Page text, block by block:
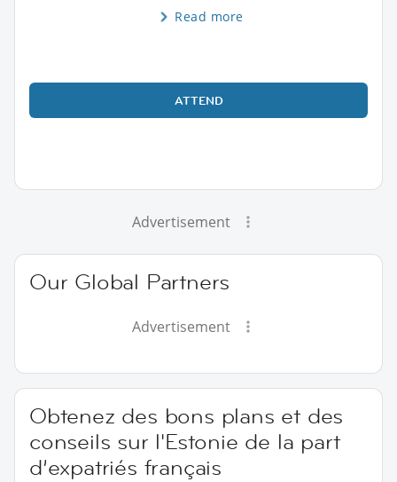
Read more
ATTEND
Advertisement
Our Global Partners
Advertisement
Obtenez des bons plans et des
conseils sur l'Estonie de la part
d’expatriés français